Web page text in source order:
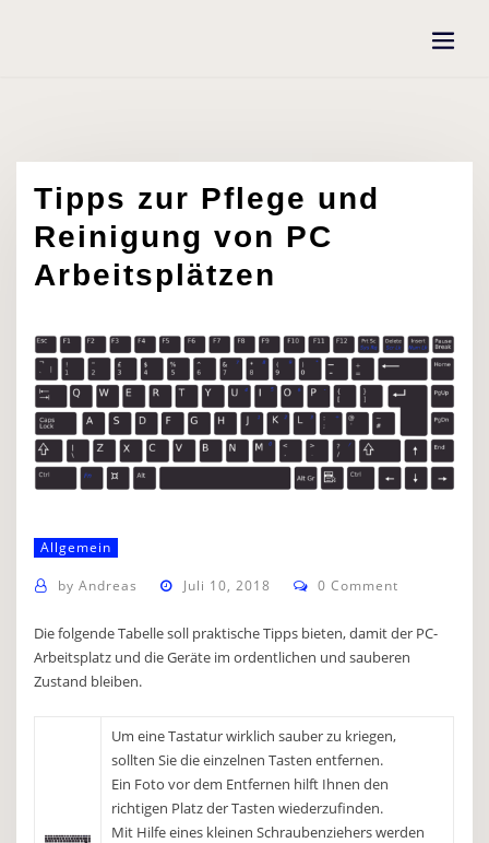
Tipps zur Pflege und
Reinigung von PC
Arbeitsplätzen
Allgemein
by Andreas Juli 10, 2018 0 Comment
Die folgende Tabelle soll praktische Tipps bieten, damit der PC-
Arbeitsplatz und die Geräte im ordentlichen und sauberen
Zustand bleiben.
Um eine Tastatur wirklich sauber zu kriegen,
sollten Sie die einzelnen Tasten entfernen.
Ein Foto vor dem Entfernen hilft Ihnen den
richtigen Platz der Tasten wiederzufinden.
Mit Hilfe eines kleinen Schraubenziehers werden